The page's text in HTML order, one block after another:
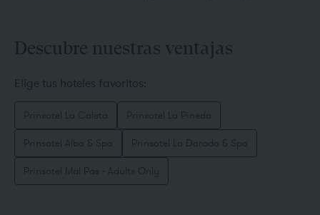
Descubre nuestras ventajas
Elige tus hoteles favoritos:
Prinsotel La Caleta Prinsotel La Pineda
Prinsotel Alba & Spa Prinsotel La Dorada & Spa
Prinsotel Mal Pas - Adults Only